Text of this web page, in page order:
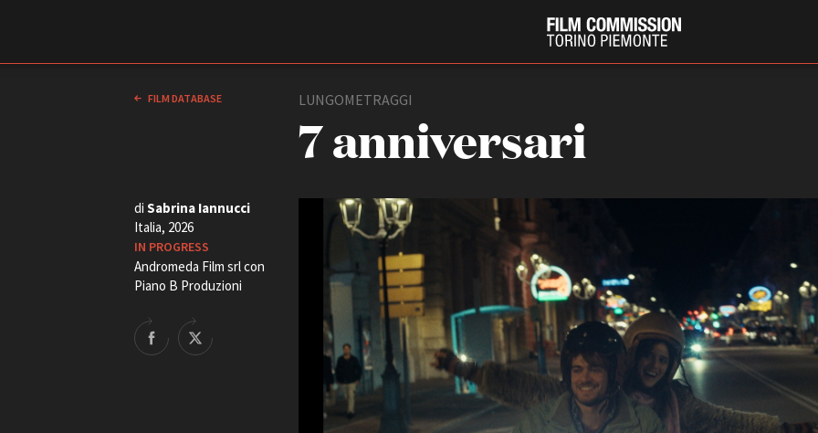
Storia della Fondazione
Rete regionale
PRODUCTION GUIDE
Società di produzione
Strutture di servizio
Professionisti
Attrici-Attori
Beginners
Days
FILM DATABASE LUNGOMETRAGGI
7 anniversari
di Sabrina Iannucci
Italia, 2026
IN PROGRESS
Andromeda Film srl con
Piano B Produzioni